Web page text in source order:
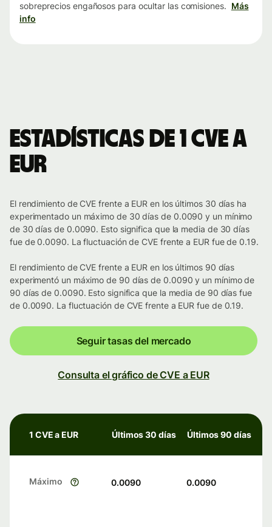
sobreprecios engañosos para ocultar las comisiones. Más
info
Estadísticas de 1 CVE a
EUR
El rendimiento de CVE frente a EUR en los últimos 30 días ha
experimentado un máximo de 30 días de 0.0090 y un mínimo
de 30 días de 0.0090. Esto significa que la media de 30 días
fue de 0.0090. La fluctuación de CVE frente a EUR fue de 0.19.
El rendimiento de CVE frente a EUR en los últimos 90 días
experimentó un máximo de 90 días de 0.0090 y un mínimo de
90 días de 0.0090. Esto significa que la media de 90 días fue
de 0.0090. La fluctuación de CVE frente a EUR fue de 0.19.
Seguir tasas del mercado
Consulta el gráfico de CVE a EUR
1 CVE a EUR Últimos 30 días Últimos 90 días
Máximo 0.0090 0.0090